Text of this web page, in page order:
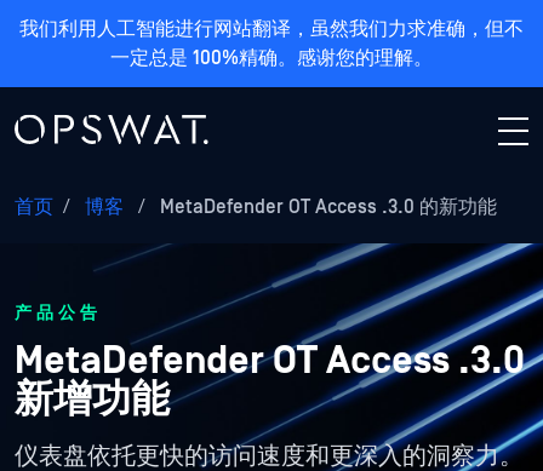
我们利用人工智能进行网站翻译，虽然我们力求准确，但不
一定总是 100%精确。感谢您的理解。
首页 / 博客 / MetaDefender OT Access .3.0 的新功能
产品公告
MetaDefender OT Access .3.0
新增功能
仪表盘依托更快的访问速度和更深入的洞察力。